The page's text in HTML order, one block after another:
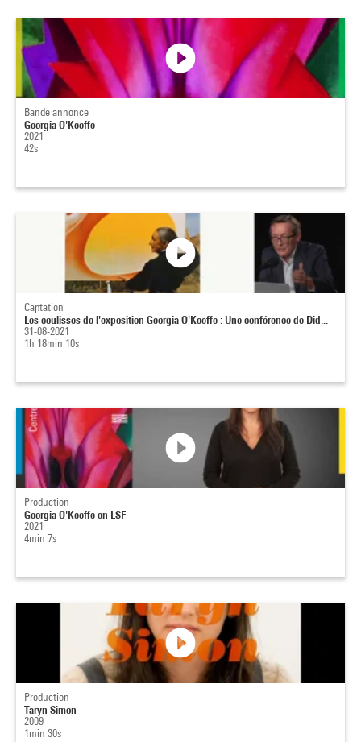
Bande annonce
Georgia O'Keeffe
2021
42s
Captation
Les coulisses de l'exposition Georgia O'Keeffe : Une conférence de Did...
31-08-2021
1h 18min 10s
Production
Georgia O'Keeffe en LSF
2021
4min 7s
Production
Taryn Simon
2009
1min 30s